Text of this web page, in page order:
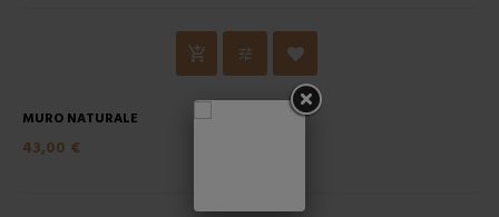
MURO NATURALE
43,00 €